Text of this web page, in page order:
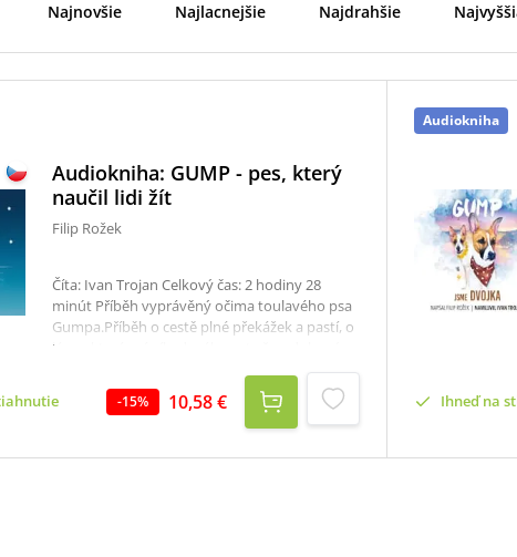
Najnovšie Najlacnejšie Najdrahšie
Audiokniha: GUMP - pes, který
naučil lidi žít
Filip Rožek
Číta: Ivan Trojan Celkový čas: 2 hodiny 28
minút Příběh vyprávěný očima toulavého psa
Gumpa.Příběh o cestě plné překážek a pastí, o
lásce, která má sílu dosáhnout až za duhový
most, o neochvějné psí obětavosti položit
život za svého páníčka, o naději, kterou
nespoutá ani ten nejpevnější řetěz, ale také o
zvířecí moudrosti, která nám lidem otevírá
oči.Gump přináší syrový a autentický příběh,
-15% 10,58 €
Audiokniha
Ihneď na